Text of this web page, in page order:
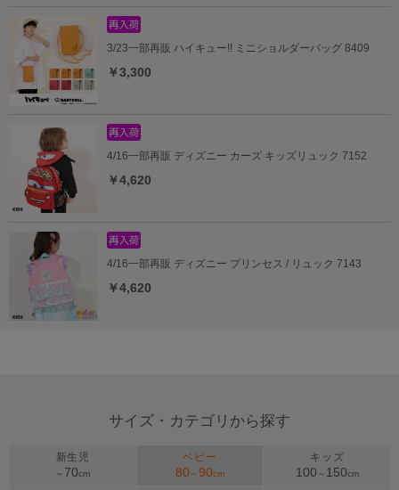
3/23一部再販 ハイキュー!! ミニショルダーバッグ 8409
￥3,300
4/16一部再販 ディズニー カーズ キッズリュック 7152
￥4,620
4/16一部再販 ディズニー プリンセス / リュック 7143
￥4,620
サイズ・カテゴリから探す
新生児
～ 70cm
ベビー
80 ～90cm
キッズ
100 ～ 150cm